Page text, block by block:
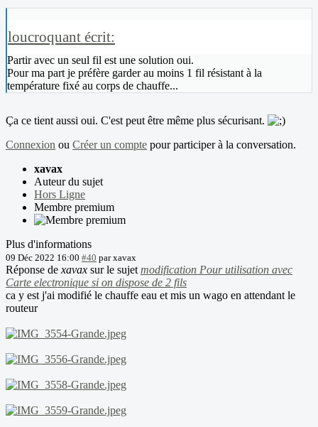
loucroquant écrit:
Partir avec un seul fil est une solution oui.
Pour ma part je préfère garder au moins 1 fil résistant à la
température fixé au corps de chauffe...
Ça ce tient aussi oui. C'est peut être même plus sécurisant.
Connexion ou Créer un compte pour participer à la conversation.
xavax
Auteur du sujet
Hors Ligne
Membre premium
Plus d'informations
09 Déc 2022 16:00 #40 parxavax
Réponse de xavax sur le sujet modification Pour utilisation avec
Carte electronique si on dispose de 2 fils
ca y est j'ai modifié le chauffe eau et mis un wago en attendant le
routeur